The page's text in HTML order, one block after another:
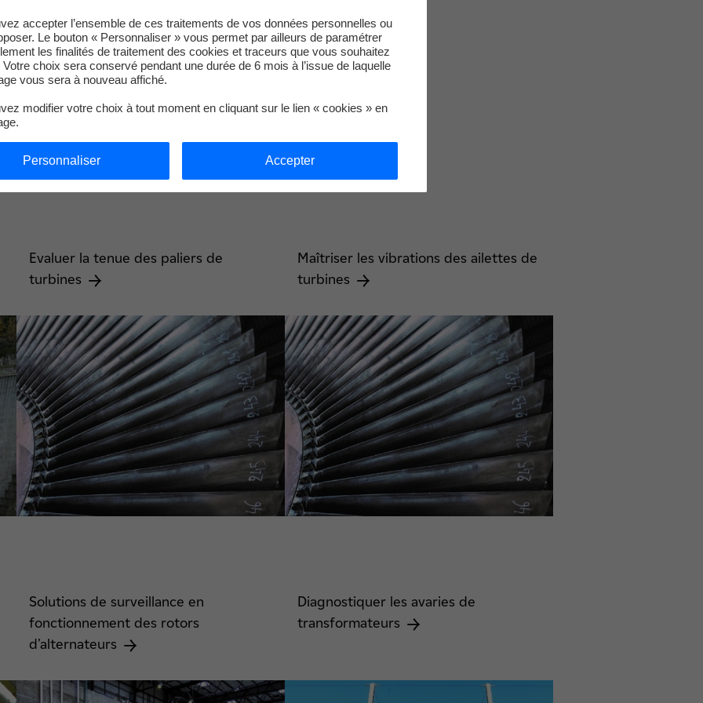
Maintenance
Evaluer la tenue des paliers de
turbines
Maîtriser les vibrations des ailettes de
turbines
Solutions de surveillance en
fonctionnement des rotors
d'alternateurs
Diagnostiquer les avaries de
transformateurs
accepter l’ensemble de ces traitements de vos données personnelles ou
Le bouton « Personnaliser » vous permet par ailleurs de paramétrer
les finalités de traitement des cookies et traceurs que vous souhaitez
choix sera conservé pendant une durée de 6 mois à l’issue de laquelle
vous sera à nouveau affiché.
modifier votre choix à tout moment en cliquant sur le lien « cookies » en
Personnaliser Accepter